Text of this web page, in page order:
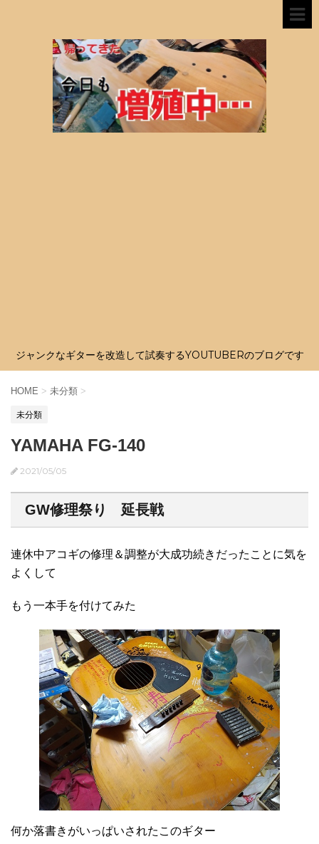
ジャンクなギターを改造して試奏するYOUTUBERのブログです
HOME > 未分類 >
未分類
YAMAHA FG-140
2021/05/05
GW修理祭り 延長戦
連休中アコギの修理＆調整が大成功続きだったことに気を
よくして
もう一本手を付けてみた
何か落書きがいっぱいされたこのギター